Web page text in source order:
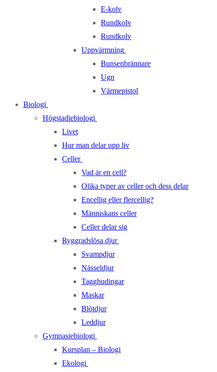
E-kolv
Rundkolv
Rundkolv
Uppvärmning
Bunsenbrännare
Ugn
Värmepistol
Biologi
Högstadiebiologi
Livet
Hur man delar upp liv
Celler
Vad är en cell?
Olika typer av celler och dess delar
Encellig eller flercellig?
Människans celler
Celler delar sig
Ryggradslösa djur
Svampdjur
Nässeldjur
Tagghudingar
Maskar
Blötdjur
Leddjur
Gymnasiebiologi
Kursplan – Biologi
Ekologi